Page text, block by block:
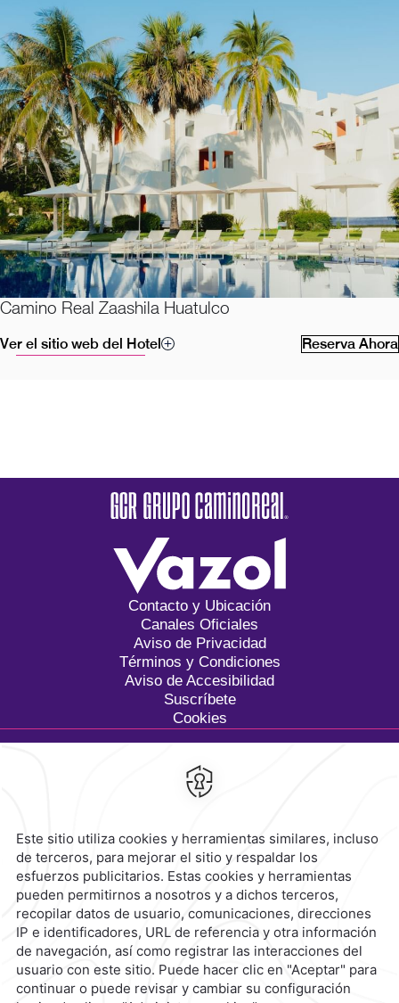
Camino Real Zaashila Huatulco
Ver el sitio web del Hotel Reserva Ahora
Contacto y Ubicación
Canales Oficiales
Aviso de Privacidad
Términos y Condiciones
Aviso de Accesibilidad
Suscríbete
Cookies
Calzada General Mariano
Escobedo 700,Anzures,
Reservaciones|800 901 2300
contacto@caminoreal.com
reservaciones@caminoreal.com